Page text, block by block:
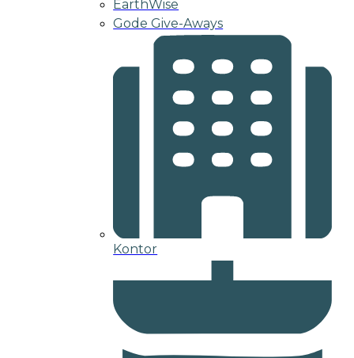
EarthWise
Gode Give-Aways
Kontor